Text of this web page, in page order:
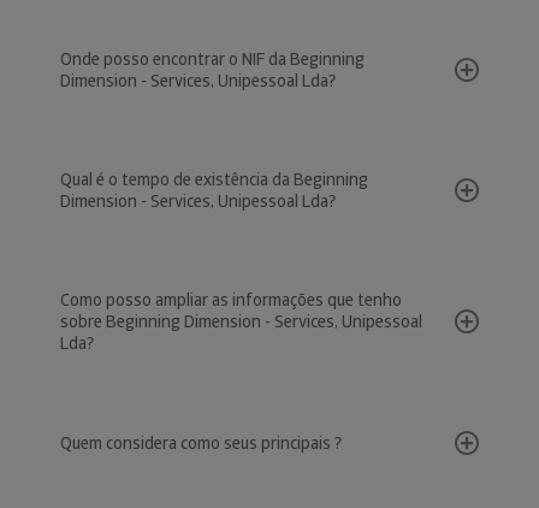
Onde posso encontrar o NIF da Beginning
Dimension - Services, Unipessoal Lda?
Qual é o tempo de existência da Beginning
Dimension - Services, Unipessoal Lda?
Como posso ampliar as informações que tenho
sobre Beginning Dimension - Services, Unipessoal
Lda?
Quem considera como seus principais ?